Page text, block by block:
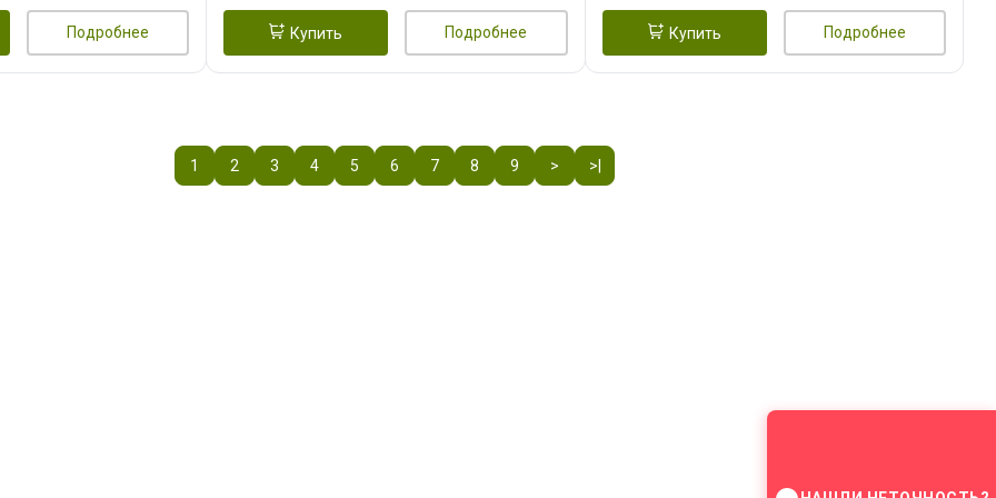
Подробнее Купить Подробнее Купить Подробнее
1 2 3 4 5 6 7 8 9 > >|